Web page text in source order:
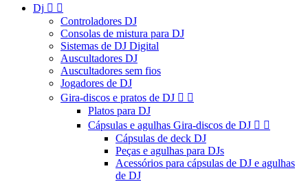
Dj  
Controladores DJ
Consolas de mistura para DJ
Sistemas de DJ Digital
Auscultadores DJ
Auscultadores sem fios
Jogadores de DJ
Gira-discos e pratos de DJ  
Platos para DJ
Cápsulas e agulhas Gira-discos de DJ  
Cápsulas de deck DJ
Peças e agulhas para DJs
Acessórios para cápsulas de DJ e agulhas
de DJ